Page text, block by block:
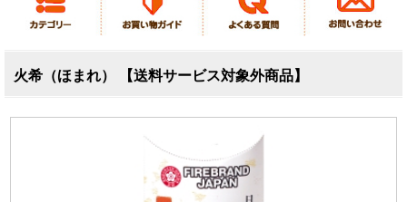
火希（ほまれ） 【送料サービス対象外商品】